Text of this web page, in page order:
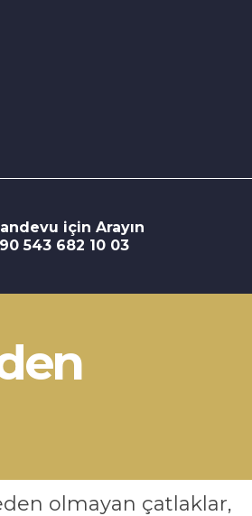
için Arayın
543 682 10 03
olmayan çatlaklar,